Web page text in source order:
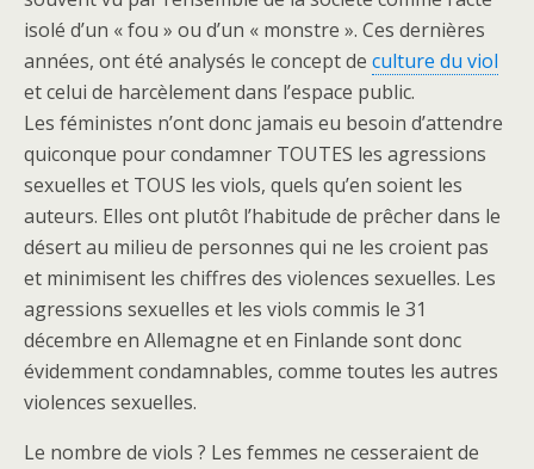
isolé d’un « fou » ou d’un « monstre ». Ces dernières
années, ont été analysés le concept de culture du viol
et celui de harcèlement dans l’espace public.
Les féministes n’ont donc jamais eu besoin d’attendre
quiconque pour condamner TOUTES les agressions
sexuelles et TOUS les viols, quels qu’en soient les
auteurs. Elles ont plutôt l’habitude de prêcher dans le
désert au milieu de personnes qui ne les croient pas
et minimisent les chiffres des violences sexuelles. Les
agressions sexuelles et les viols commis le 31
décembre en Allemagne et en Finlande sont donc
évidemment condamnables, comme toutes les autres
violences sexuelles.
Le nombre de viols ? Les femmes ne cesseraient de